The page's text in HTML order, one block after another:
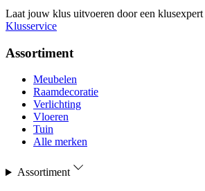
Laat jouw klus uitvoeren door een klusexpert
Klusservice
Assortiment
Meubelen
Raamdecoratie
Verlichting
Vloeren
Tuin
Alle merken
Assortiment